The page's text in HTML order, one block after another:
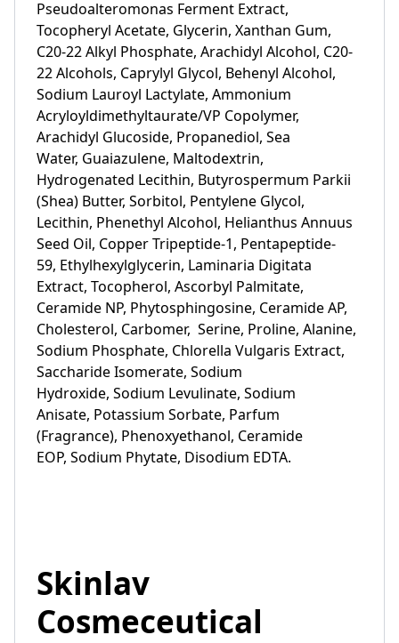
Pseudoalteromonas Ferment Extract,
Tocopheryl Acetate, Glycerin, Xanthan Gum,
C20-22 Alkyl Phosphate, Arachidyl Alcohol, C20-
22 Alcohols, Caprylyl Glycol, Behenyl Alcohol,
Sodium Lauroyl Lactylate, Ammonium
Acryloyldimethyltaurate/VP Copolymer,
Arachidyl Glucoside, Propanediol, Sea
Water, Guaiazulene, Maltodextrin,
Hydrogenated Lecithin, Butyrospermum Parkii
(Shea) Butter, Sorbitol, Pentylene Glycol,
Lecithin, Phenethyl Alcohol, Helianthus Annuus
Seed Oil, Copper Tripeptide-1, Pentapeptide-
59, Ethylhexylglycerin, Laminaria Digitata
Extract, Tocopherol, Ascorbyl Palmitate,
Ceramide NP, Phytosphingosine, Ceramide AP,
Cholesterol, Carbomer, Serine, Proline, Alanine,
Sodium Phosphate, Chlorella Vulgaris Extract,
Saccharide Isomerate, Sodium
Hydroxide, Sodium Levulinate, Sodium
Anisate, Potassium Sorbate, Parfum
(Fragrance), Phenoxyethanol, Ceramide
EOP, Sodium Phytate, Disodium EDTA.
Skinlav
Cosmeceutical